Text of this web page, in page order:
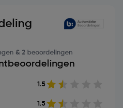
& 2 beoordelingen
1.5
1.5